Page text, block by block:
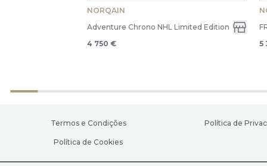
NORQAIN
Adventure Chrono NHL Limited Edition
4 750 €
5
Termos e Condições Política de
Política de Cookies